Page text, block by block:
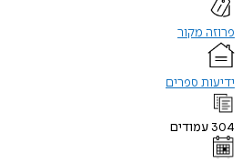
פרוזה מקור
ידיעות ספרים
304 עמודים